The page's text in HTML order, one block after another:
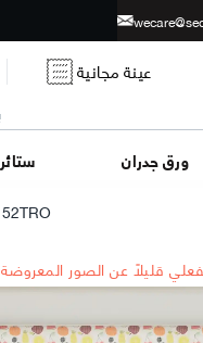
عينة مجانية
ستائر ورق جدران
52TRO
قليلاً عن الصور المعروضة